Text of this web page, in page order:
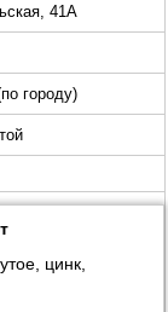
41А
городу)
цинк,